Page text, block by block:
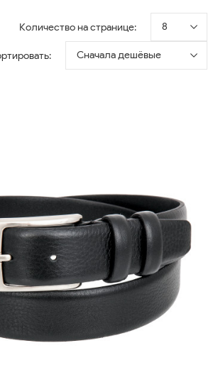
Количество на странице: 8
Сначала дешёвые